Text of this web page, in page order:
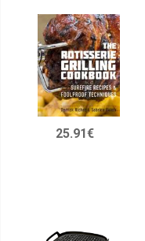
25.91€